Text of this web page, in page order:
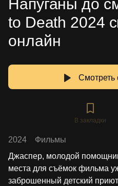
Напуганы до
to Death 2024
онлайн
Смотреть
В закладки
2024
Фильмы
Джаспер, молодой
места для съёмок фильма
заброшенный детский